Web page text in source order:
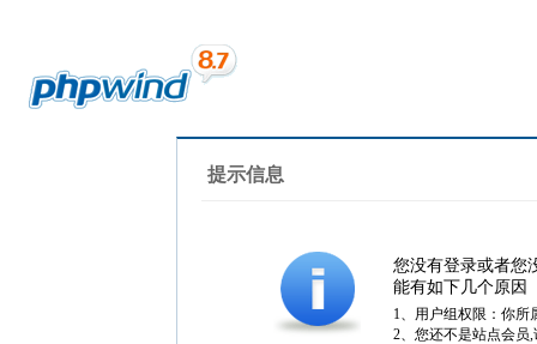
提示信息
您没有登录或者您
能有如下几个原因
1、用户组权限：你所
2、您还不是站点会员